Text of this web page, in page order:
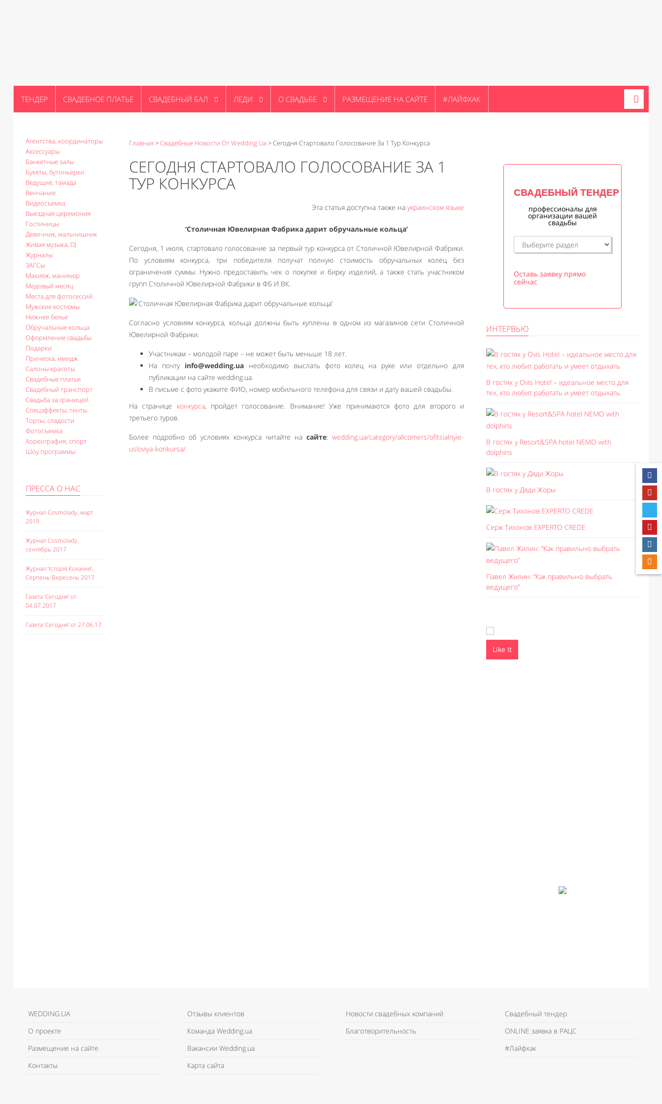
ТЕНДЕР СВАДЕБНОЕ ПЛАТЬЕ СВАДЕБНЫЙ БАЛ ЛЕДИ О СВАДЬБЕ РАЗМЕЩЕНИЕ НА САЙТЕ #ЛАЙФХАК
Агентства, координаторы
Аксессуары
Банкетные залы
Букеты, бутоньерки
Ведущие, тамада
Венчание
Видеосъемка
Выездная церемония
Гостиницы
Девичник, мальчишник
Живая музыка, DJ
Журналы
ЗАГСы
Макияж, маникюр
Медовый месяц
Места для фотосессий
Мужские костюмы
Нижнее белье
Обручальные кольца
Оформление свадьбы
Подарки
Прическа, имидж
Салоны красоты
Свадебные платья
Свадебный транспорт
Свадьба за границей
Спецэффекты, тенты
Торты, сладости
Фотосъемка
Хореография, спорт
Шоу программы
ПРЕССА О НАС
Журнал Cosmolady, март
2019
Журнал Cosmolady,
сентябрь 2017
Журнал ‘Історія Кохання’,
Серпень-Вересень 2017
Газета ‘Сегодня’ от
04.07.2017
Газета ‘Сегодня’ от 27.06.17
Главная >Свадебные Новости От Wedding.ua >Сегодня Стартовало Голосование За 1 Тур Конкурса
СЕГОДНЯ СТАРТОВАЛО ГОЛОСОВАНИЕ ЗА 1
ТУР КОНКУРСА
Эта статья доступна также на украинском языке
‘Столичная Ювелирная Фабрика дарит обручальные кольца’
Сегодня, 1 июля, стартовало голосование за первый тур конкурса от Столичной Ювелирной Фабрики.
По условиям конкурса, три победителя получат полную стоимость обручальных колец без
ограничения суммы. Нужно предоставить чек о покупке и бирку изделий, а также стать участником
групп Столичной Ювелирной Фабрики в ФБ И ВК.
Согласно условиям конкурса, кольца должны быть куплены в одном из магазинов сети Столичной
Ювелирной Фабрики.
Участникам – молодой паре – не может быть меньше 18 лет.
На почту info@wedding.uaнеобходимо выслать фото колец на руке или отдельно для
публикации на сайте wedding.ua.
В письме с фото укажите ФИО, номер мобильного телефона для связи и дату вашей свадьбы.
На странице конкурса, пройдет голосование. Внимание! Уже принимаются фото для второго и
третьего туров.
Более подробно об условиях конкурса читайте на сайте: wedding.ua/category/allcomers/ofitsialnyie-
usloviya-konkursa/
СВАДЕБНЫЙ ТЕНДЕР
профессионалы для
организации вашей
свадьбы
Оставь заявку прямо
сейчас
ИНТЕРВЬЮ
В гостях у Ovis Hotel – идеальное место для
тех, кто любит работать и умеет отдыхать
В гостях у Resort&SPA hotel NEMO with
dolphins
В гостях у Дяди Жоры
Серж Тихонов EXPERTO CREDE
Павел Жилин: “Как правильно выбрать
ведущего”
Like It
WEDDING.UA
О проекте
Размещение на сайте
Контакты
Отзывы клиентов
Команда Wedding.ua
Вакансии Wedding.ua
Карта сайта
Новости свадебных компаний
Благотворительность
Свадебный тендер
ONLINE заявка в РАЦС
#Лайфхак